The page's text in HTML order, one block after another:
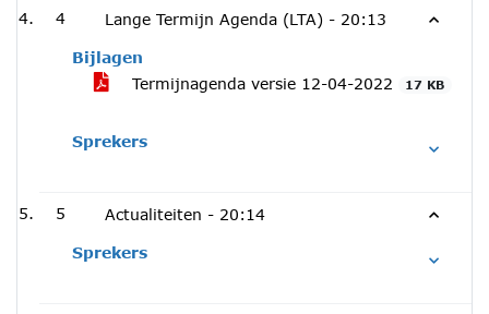
4 Lange Termijn Agenda (LTA) - 20:13
Bijlagen
Termijnagenda versie 12-04-2022
17 KB
Sprekers
5 Actualiteiten - 20:14
Sprekers